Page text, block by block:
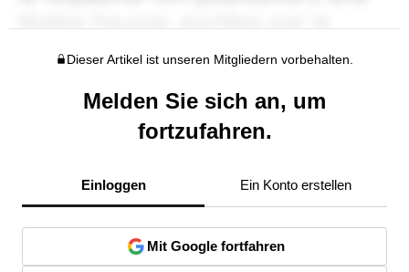
Dieser Artikel ist unseren Mitgliedern vorbehalten.
Melden Sie sich an, um
fortzufahren.
Einloggen Ein Konto erstellen
Mit Google fortfahren